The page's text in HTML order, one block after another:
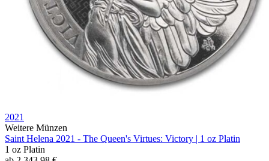
2021
Weitere Münzen
Saint Helena 2021 - The Queen's Virtues: Victory | 1 oz Platin
1 oz Platin